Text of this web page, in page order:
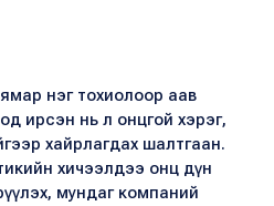
нэг тохиолоор аав
ирсэн нь л онцгой хэрэг,
хайрлагдах шалтгаан.
хичээлдээ онц дүн
мундаг компаний